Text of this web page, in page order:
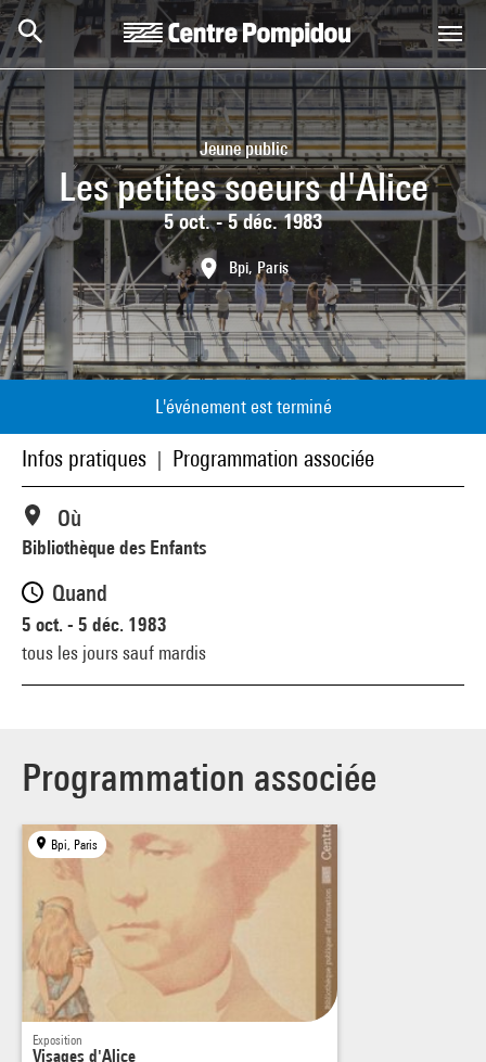
Aller au contenu principal
Centre Pompidou
Jeune public
Les petites soeurs d'Alice
5 oct. - 5 déc. 1983
Bpi, Paris
L'événement est terminé
Infos pratiques Programmation associée
Où
Bibliothèque des Enfants
Quand
5 oct. - 5 déc. 1983
tous les jours sauf mardis
Programmation associée
Bpi, Paris
Exposition
Visages d'Alice